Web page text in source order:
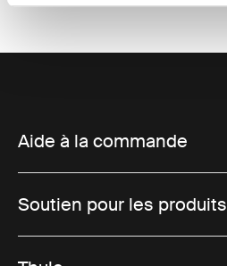
Aide à la commande
Soutien pour les produits